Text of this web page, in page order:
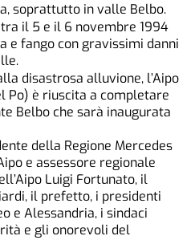
soprattutto in valle Belbo.
il 5 e il 6 novembre 1994
e fango con gravissimi danni
disastrosa alluvione, l’Aipo
Po) è riuscita a completare
Belbo che sarà inaugurata
della Regione Mercedes
e assessore regionale
Luigi Fortunato, il
il prefetto, i presidenti
e Alessandria, i sindaci
e gli onorevoli del